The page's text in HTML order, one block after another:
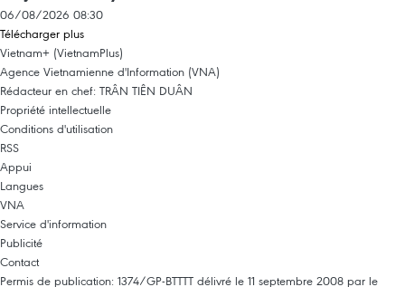
06/08/2026 08:30
Télécharger plus
Vietnam+ (VietnamPlus)
Agence Vietnamienne d'Information (VNA)
Rédacteur en chef: TRÂN TIÊN DUÂN
Propriété intellectuelle
Conditions d'utilisation
RSS
Appui
Langues
VNA
Service d'information
Publicité
Contact
Permis de publication: 1374/GP-BTTTT délivré le 11 septembre 2008 par le